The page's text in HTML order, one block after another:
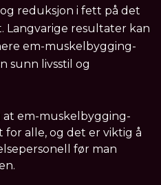
reduksjon i fett på det
Langvarige resultater kan
em-muskelbygging-
sunn livsstil og
at em-muskelbygging-
alle, og det er viktig å
før man